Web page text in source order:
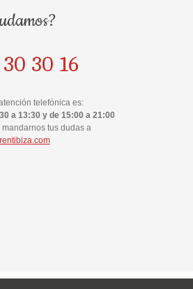
30 16
telefónica es:
a 13:30 y de 15:00 a 21:00
tus dudas a